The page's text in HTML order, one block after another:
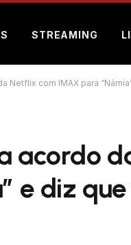
STREAMING
Netflix com IMAX para
acordo
e diz